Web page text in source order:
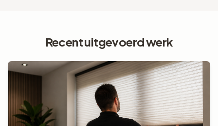
Recent uitgevoerd werk